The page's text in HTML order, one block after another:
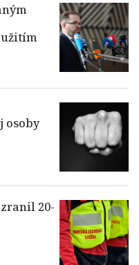
osoby
20-